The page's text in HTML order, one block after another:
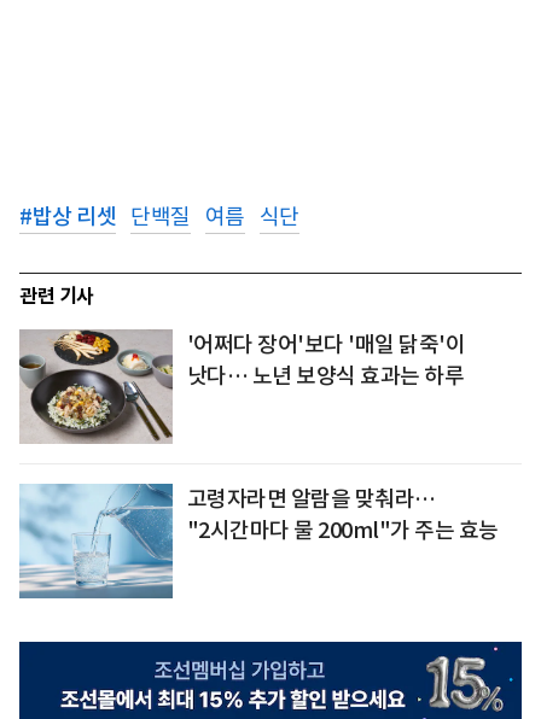
#밥상 리셋 단백질 여름 식단
관련 기사
'어쩌다 장어'보다 '매일 닭죽'이
낫다… 노년 보양식 효과는 하루
고령자라면 알람을 맞춰라…
"2시간마다 물 200ml"가 주는 효능